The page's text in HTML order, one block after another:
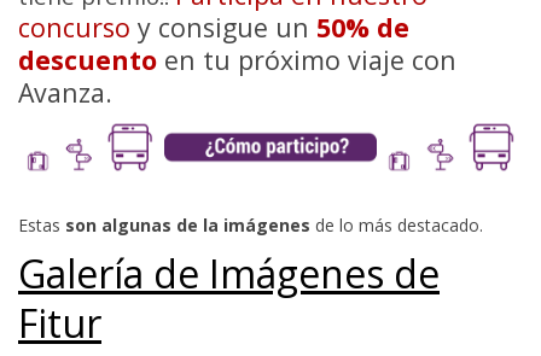
concurso y consigue un 50% de
descuento en tu próximo viaje con
Avanza.
Estas son algunas de la imágenes de lo más destacado.
Galería de Imágenes de
Fitur